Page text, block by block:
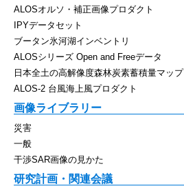
ALOSオルソ・補正画像プロダクト
IPYデータセット
ブータン氷河湖インベントリ
ALOSシリーズ Open and Freeデータ
日本全土の高解像度森林炭素蓄積量マップ
ALOS-2 台風海上風プロダクト
画像ライブラリー
災害
一般
干渉SAR画像の見かた
研究計画・関連会議